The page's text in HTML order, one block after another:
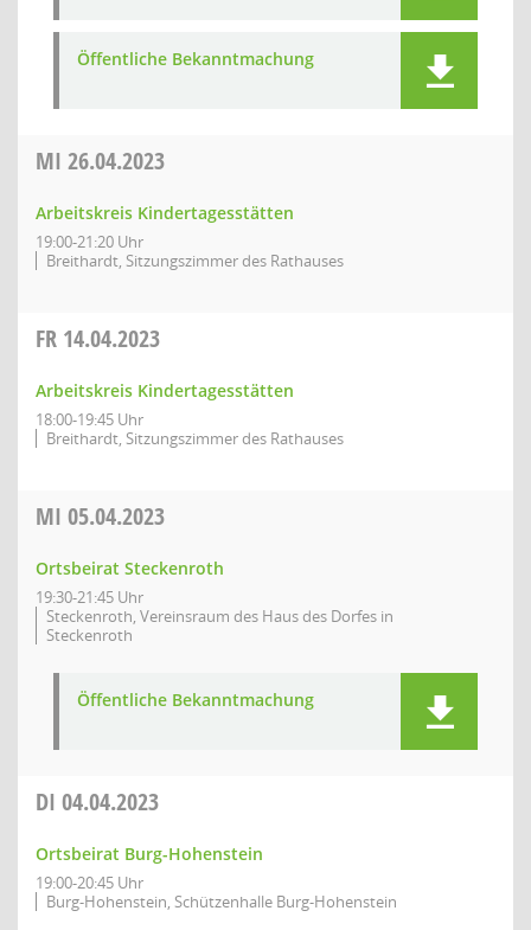
Öffentliche Bekanntmachung
MI 26.04.2023
Arbeitskreis Kindertagesstätten
19:00-21:20 Uhr
Breithardt, Sitzungszimmer des Rathauses
FR 14.04.2023
Arbeitskreis Kindertagesstätten
18:00-19:45 Uhr
Breithardt, Sitzungszimmer des Rathauses
MI 05.04.2023
Ortsbeirat Steckenroth
19:30-21:45 Uhr
Steckenroth, Vereinsraum des Haus des Dorfes in
Steckenroth
Öffentliche Bekanntmachung
DI 04.04.2023
Ortsbeirat Burg-Hohenstein
19:00-20:45 Uhr
Burg-Hohenstein, Schützenhalle Burg-Hohenstein